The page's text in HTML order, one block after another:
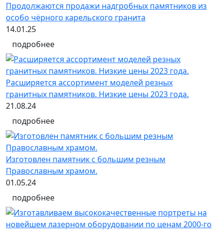
Продолжаются продажи надгробных памятников из
особо чёрного карельского гранита
14.01.25
подробнее
Расширяется ассортимент моделей резных
гранитных памятников. Низкие цены 2023 года.
21.08.24
подробнее
Изготовлен памятник с большим резным
Православным храмом.
01.05.24
подробнее